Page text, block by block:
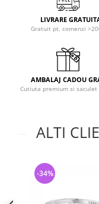
LIVRARE
Gratuit pt. comenzi
AMBALAJ CADOU
Cutiuta premium si saculet
ALTI
-34%